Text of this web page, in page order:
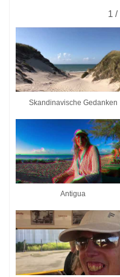
1 /
Skandinavische Gedanken
Antigua